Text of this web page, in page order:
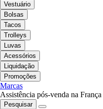
Vestuário
Bolsas
Tacos
Trolleys
Luvas
Acessórios
Liquidação
Promoções
Marcas
Assistência pós-venda na França
Pesquisar